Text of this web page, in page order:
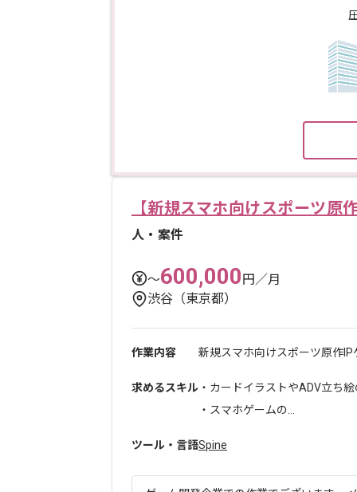
【新規スマホ向けスポーツ原
人・案件
〜600,000円／月
渋谷（東京都）
作業内容 新規スマホ向けスポーツ原作
求めるスキル ・カードイラストやADV立ち
・スマホゲームの...
ツール・言語Spine